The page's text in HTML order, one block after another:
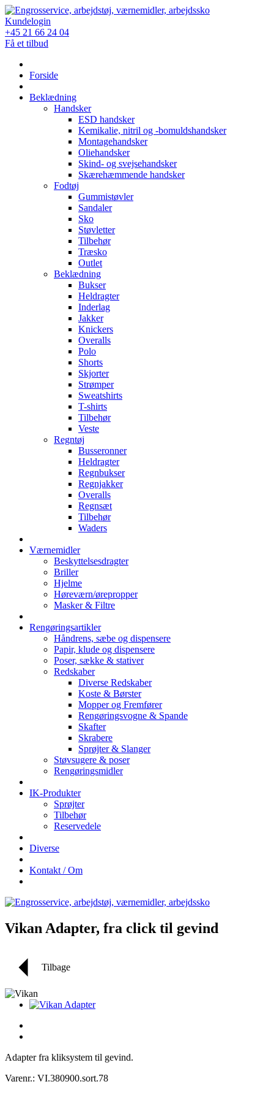
Skip
to
content
Kundelogin
+45 21 66 24 04
Få et tilbud
Forside
Beklædning
Handsker
ESD handsker
Kemikalie, nitril og -bomuldshandsker
Montagehandsker
Oliehandsker
Skind- og svejsehandsker
Skærehæmmende handsker
Fodtøj
Gummistøvler
Sandaler
Sko
Støvletter
Tilbehør
Træsko
Outlet
Beklædning
Bukser
Heldragter
Inderlag
Jakker
Knickers
Overalls
Polo
Shorts
Skjorter
Strømper
Sweatshirts
T-shirts
Tilbehør
Veste
Regntøj
Busseronner
Heldragter
Regnbukser
Regnjakker
Overalls
Regnsæt
Tilbehør
Waders
Værnemidler
Beskyttelsesdragter
Briller
Hjelme
Høreværn/ørepropper
Masker & Filtre
Rengøringsartikler
Håndrens, sæbe og dispensere
Papir, klude og dispensere
Poser, sække & stativer
Redskaber
Diverse Redskaber
Koste & Børster
Mopper og Fremfører
Rengøringsvogne & Spande
Skafter
Skrabere
Sprøjter & Slanger
Støvsugere & poser
Rengøringsmidler
IK-Produkter
Sprøjter
Tilbehør
Reservedele
Diverse
Kontakt / Om
Vikan Adapter, fra click til gevind
Tilbage
Adapter fra kliksystem til gevind.
Varenr.: VI.380900.sort.78